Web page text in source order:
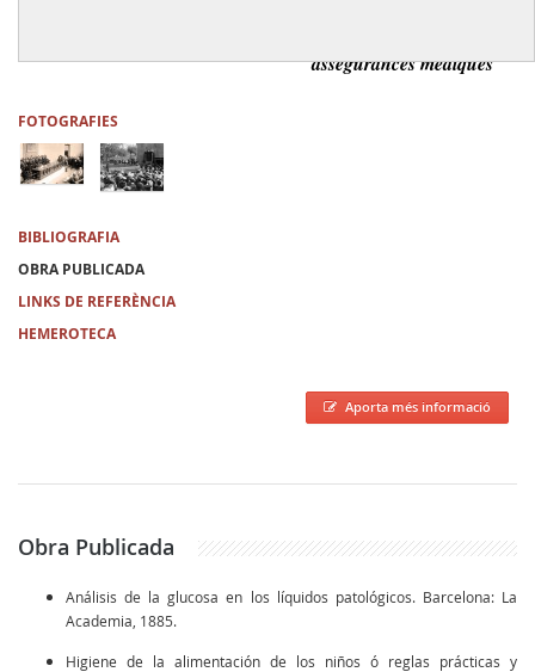
assegurances mèdiques
FOTOGRAFIES
BIBLIOGRAFIA
OBRA PUBLICADA
LINKS DE REFERÈNCIA
HEMEROTECA
Aporta més informació
Obra Publicada
Análisis de la glucosa en los líquidos patológicos. Barcelona: La
Academia, 1885.
Higiene de la alimentación de los niños ó reglas prácticas y